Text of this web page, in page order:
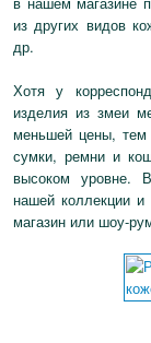
из других видов
др.
Хотя у
изделия из змеи
меньшей цены,
сумки, ремни и
высоком уровне.
нашей коллекции
магазин или шоу-